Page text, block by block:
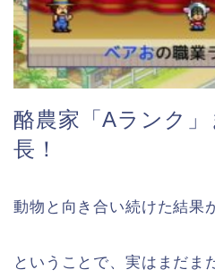
酪農家「Aランク
長！
動物と向き合い続けた結果
ということで、実はまだま